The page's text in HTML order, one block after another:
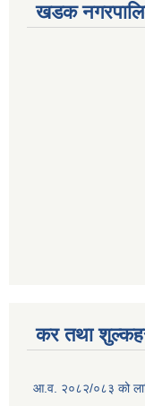
खडक
कर तथा
आ.व. २०८२/०८३ को